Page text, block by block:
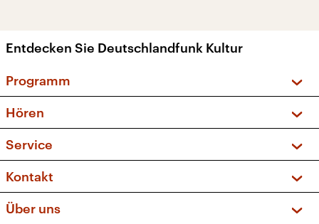
Entdecken Sie Deutschlandfunk Kultur
Programm
Sendungen und Podcasts
Musikliste
Kakadu – Das Kinderprogramm
Hören
Frequenzen (UKW + DAB+)
Service
FAQ
Apps
Newsletter
Kontakt
Über uns